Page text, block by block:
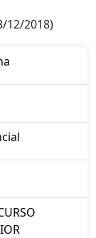
12/2018)